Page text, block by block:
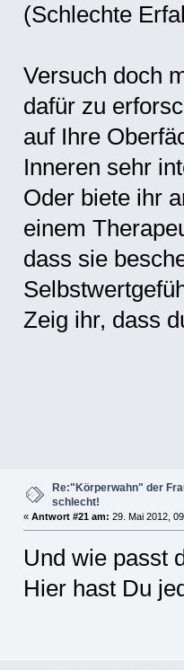
(Schlechte
Versuch doch
dafür zu
auf Ihre
Inneren sehr
Oder biete ihr
einem
dass sie
Zeig ihr, dass
Re:"Körperwahn" der
schlecht!
« Antwort #21 am: 29. Mai 2012,
Und wie passt
Hier hast Du